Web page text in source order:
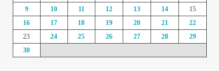
9
10 11 12 13 14
15
16
17 18 19 20 21
22
23
24 25 26 27 28
29
30